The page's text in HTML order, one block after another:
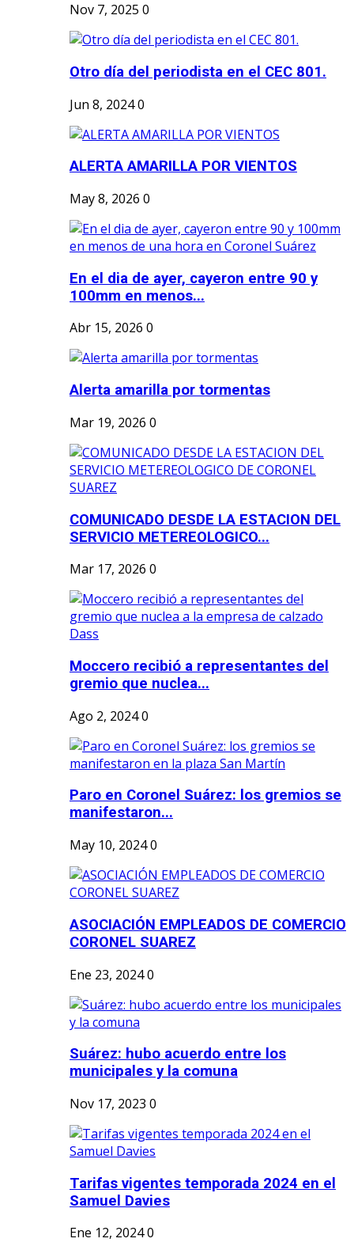
Nov 7, 2025 0
Otro día del periodista en el CEC 801.
Jun 8, 20240
ALERTA AMARILLA POR VIENTOS
May 8, 2026 0
En el dia de ayer, cayeron entre 90 y
100mm en menos...
Abr 15, 2026 0
Alerta amarilla por tormentas
Mar 19, 2026 0
COMUNICADO DESDE LA ESTACION DEL
SERVICIO METEREOLOGICO...
Mar 17, 2026 0
Moccero recibió a representantes del
gremio que nuclea...
Ago 2, 20240
Paro en Coronel Suárez: los gremios se
manifestaron...
May 10, 20240
ASOCIACIÓN EMPLEADOS DE COMERCIO
CORONEL SUAREZ
Ene 23, 20240
Suárez: hubo acuerdo entre los
municipales y la comuna
Nov 17, 2023 0
Tarifas vigentes temporada 2024 en el
Samuel Davies
Ene 12, 20240